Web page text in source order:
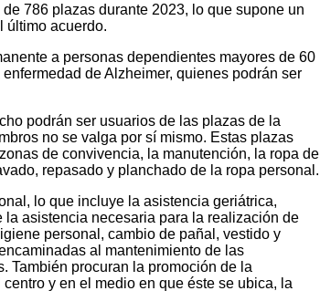
786 plazas durante 2023, lo que supone un
último acuerdo.
a personas dependientes mayores de 60
de Alzheimer, quienes podrán ser
podrán ser usuarios de las plazas de la
no se valga por sí mismo. Estas plazas
de convivencia, la manutención, la ropa de
repasado y planchado de la ropa personal.
lo que incluye la asistencia geriátrica,
asistencia necesaria para la realización de
personal, cambio de pañal, vestido y
al mantenimiento de las
También procuran la promoción de la
y en el medio en que éste se ubica, la